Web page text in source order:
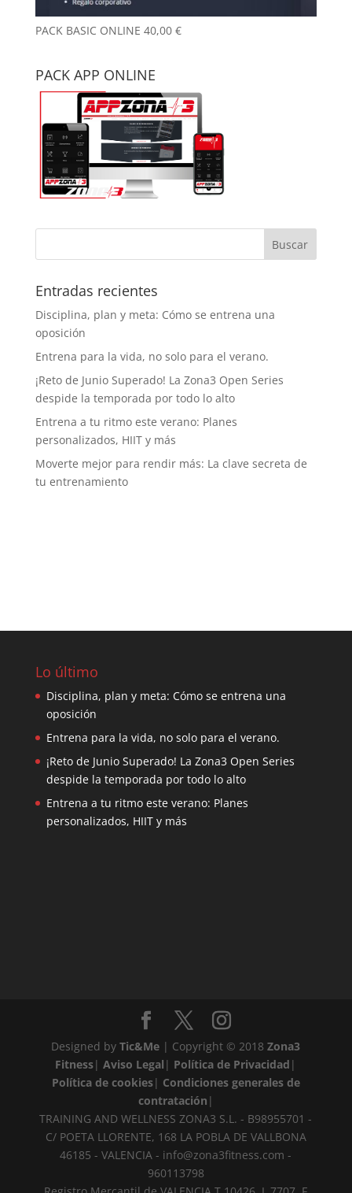
PACK BASIC ONLINE 40,00 €
PACK APP ONLINE
Entradas recientes
Disciplina, plan y meta: Cómo se entrena una
oposición
Entrena para la vida, no solo para el verano.
¡Reto de Junio Superado! La Zona3 Open Series
despide la temporada por todo lo alto
Entrena a tu ritmo este verano: Planes
personalizados, HIIT y más
Moverte mejor para rendir más: La clave secreta de
tu entrenamiento
Lo último
Disciplina, plan y meta: Cómo se entrena una
oposición
Entrena para la vida, no solo para el verano.
¡Reto de Junio Superado! La Zona3 Open Series
despide la temporada por todo lo alto
Entrena a tu ritmo este verano: Planes
personalizados, HIIT y más
Designed byTic&Me | Copyright © 2018Zona3
Fitness|Aviso Legal | Política de Privacidad |
Política de cookies| Condiciones generales de
contratación |
TRAINING AND WELLNESS ZONA3 S.L. - B98955701 -
C/ POETA LLORENTE, 168 LA POBLA DE VALLBONA
46185 - VALENCIA - info@zona3fitness.com -
960113798